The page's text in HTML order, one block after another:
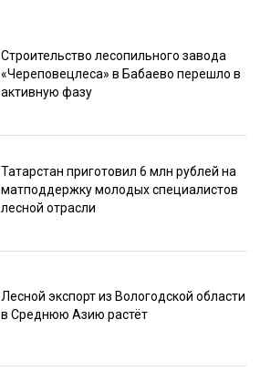
Строительство лесопильного завода
«Череповецлеса» в Бабаево перешло в
активную фазу
Татарстан приготовил 6 млн рублей на
матподдержку молодых специалистов
лесной отрасли
Лесной экспорт из Вологодской области
в Среднюю Азию растёт